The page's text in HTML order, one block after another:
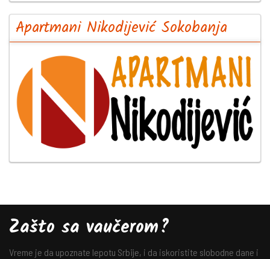
Apartmani Nikodijević Sokobanja
Zašto sa vaučerom?
Vreme je da upoznate lepotu Srbije, i da iskoristite slobodne dane i